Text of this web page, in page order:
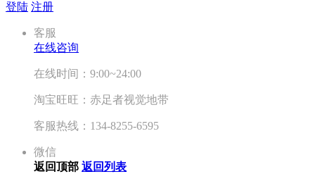
登陆 注册
客服
在线咨询
在线时间：9:00~24:00
淘宝旺旺：赤足者视觉地带
客服热线：134-8255-6595
微信
返回顶部 返回列表